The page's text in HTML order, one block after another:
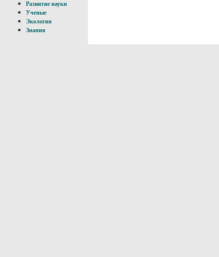
Развитие науки
Ученые
Экология
Знания